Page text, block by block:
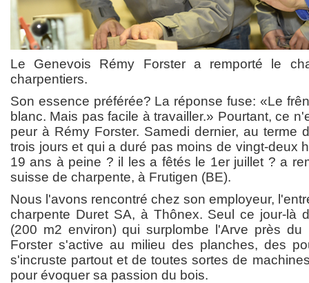
Le Genevois Rémy Forster a remporté le
charpentiers.
Son essence préférée? La réponse fuse: «Le
blanc. Mais pas facile à travailler.» Pourtant, ce
peur à Rémy Forster. Samedi dernier, au terme
trois jours et qui a duré pas moins de vingt-deux
19 ans à peine ? il les a fêtés le 1er juillet ? a
suisse de charpente, à Frutigen (BE).
Nous l'avons rencontré chez son employeur,
charpente Duret SA, à Thônex. Seul ce jour-là
(200 m2 environ) qui surplombe l'Arve près du
Forster s'active au milieu des planches, des
s'incruste partout et de toutes sortes de
pour évoquer sa passion du bois.